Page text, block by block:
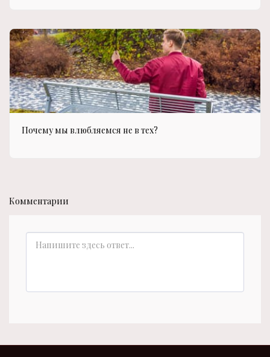
Почему мы влюбляемся не в тех?
Комментарии